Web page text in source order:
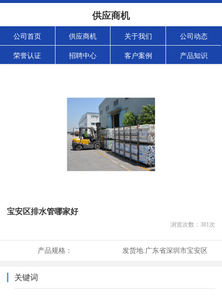
供应商机
公司首页 供应商机 关于我们 公司动态
荣誉认证 招聘中心 客户案例 产品知识
宝安区排水管哪家好
浏览次数： 381次
产品规格： 发货地:广东省深圳市宝安区
关键词